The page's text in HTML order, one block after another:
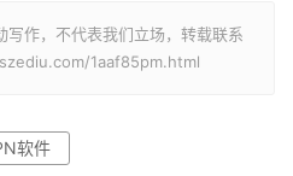
作，不代表我们立场，转载联系
1aaf85pm.html
软件